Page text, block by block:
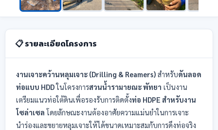
📋 รายละเอียดโครงการ
งานเจาะคว้านหลุมเจาะ (Drilling & Reamers) สำหรับดันลอด
ท่อแบบ HDDในโครงการสวนน้ำรามายณะ พัทยา เป็นงาน
เตรียมแนวท่อใต้ดินเพื่อรองรับการติดตั้งท่อ HDPE สำหรับงาน
โซล่าเซล โดยลักษณะงานต้องอาศัยความแม่นยำในการเจาะ
นำร่องและขยายหลุมเจาะให้ได้ขนาดเหมาะสมกับการดึงท่อจริง